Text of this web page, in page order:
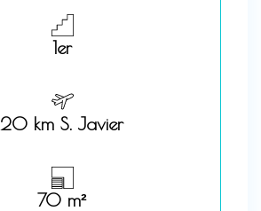
1er
20 km S. Javier
70 m²